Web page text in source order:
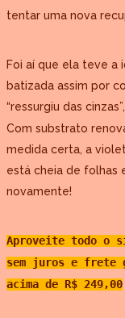
tentar uma nova
Foi aí que ela teve a
batizada assim por
“ressurgiu das
Com substrato
medida certa, a
está cheia de folhas
novamente!
Aproveite todo o
sem juros e frete
acima de R$ 249,00